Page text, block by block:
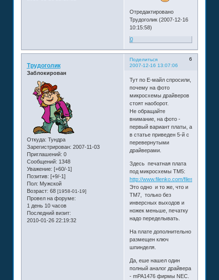
Отредактировано
Трудоголик (2007-12-16
10:15:58)
0
Поделиться
6
2007-12-16 13:07:06
Трудоголик
Заблокирован
Откуда: Тундра
Зарегистрирован: 2007-11-03
Приглашений: 0
Сообщений: 1348
Уважение: [+60/-1]
Позитив: [+9/-1]
Пол: Мужской
Возраст: 68 [1958-01-19]
Провел на форуме:
1 день 10 часов
Последний визит:
2010-01-26 22:19:32
Тут по Е-майл спросили,
почему на фото
микросхемы драйверов
стоят наоборот.
Не обращайте
внимание, на фото -
первый вариант платы, а
в статье приведен 5-й с
перевернутыми
драйверами.
Здесь печатная плата
под микросхемы ТМ5:
http://www.filenko.com/files/
Это одно и то же, что и
ТМ7, только без
инверсных выходов и
ножек меньше, печатку
надо переделывать.
На плате дополнительно
размещен ключ
шпинделя.
Да, еше нашел один
полный аналог драйвера
- mPA1476 фирмы NEC.